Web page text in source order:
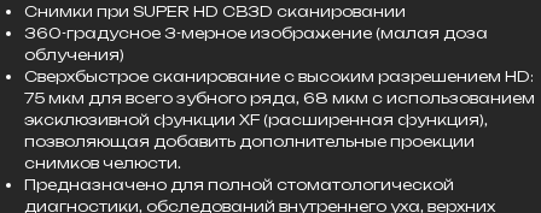
Снимки при SUPER HD CB3D сканировании
360-градусное 3-мерное изображение (малая доза
облучения)
Сверхбыстрое сканирование с высоким разрешением HD:
75 мкм для всего зубного ряда, 68 мкм с использованием
эксклюзивной функции XF (расширенная функция),
позволяющая добавить дополнительные проекции
снимков челюсти.
Предназначено для полной стоматологической
диагностики, обследований внутреннего уха, верхних